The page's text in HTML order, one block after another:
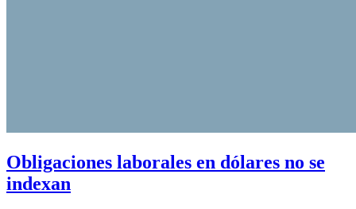
Obligaciones laborales en dólares no se
indexan